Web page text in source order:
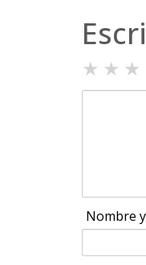
★ ★ ★
Nombre